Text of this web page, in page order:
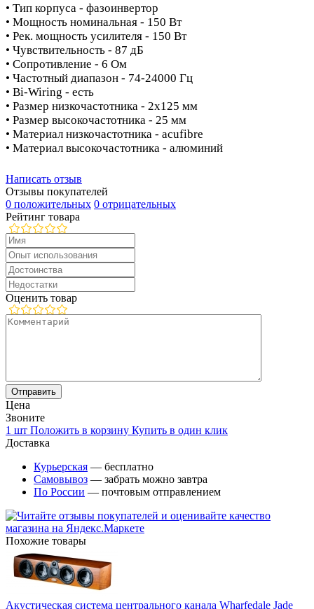
• Тип корпуса - фазоинвертор
• Мощность номинальная - 150 Вт
• Рек. мощность усилителя - 150 Вт
• Чувствительность - 87 дБ
• Сопротивление - 6 Ом
• Частотный диапазон - 74-24000 Гц
• Bi-Wiring - есть
• Размер низкочастотника - 2х125 мм
• Размер высокочастотника - 25 мм
• Материал низкочастотника - acufibre
• Материал высокочастотника - алюминий
Написать отзыв
Отзывы покупателей
0 положительных 0 отрицательных
Рейтинг товара
Оценить товар
Цена
Звоните
1 шт Положить в корзину Купить в один клик
Доставка
Курьерская — бесплатно
Самовывоз — забрать можно завтра
По России — почтовым отправлением
Похожие товары
Акустическая система центрального канала Wharfedale Jade